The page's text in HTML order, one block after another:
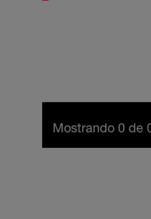
Mostrando 0 de